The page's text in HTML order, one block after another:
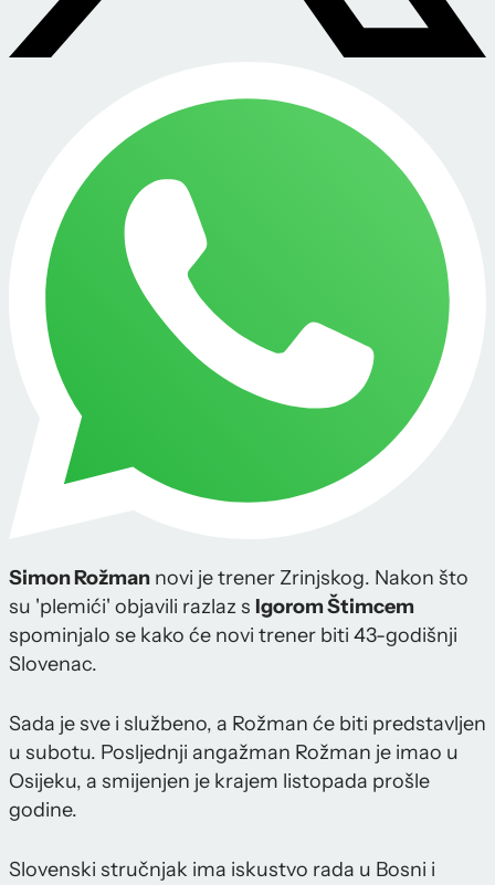
Simon Rožman novi je trener Zrinjskog. Nakon što
su 'plemići' objavili razlaz s Igorom Štimcem
spominjalo se kako će novi trener biti 43-godišnji
Slovenac.
Sada je sve i službeno, a Rožman će biti predstavljen
u subotu. Posljednji angažman Rožman je imao u
Osijeku, a smijenjen je krajem listopada prošle
godine.
Slovenski stručnjak ima iskustvo rada u Bosni i